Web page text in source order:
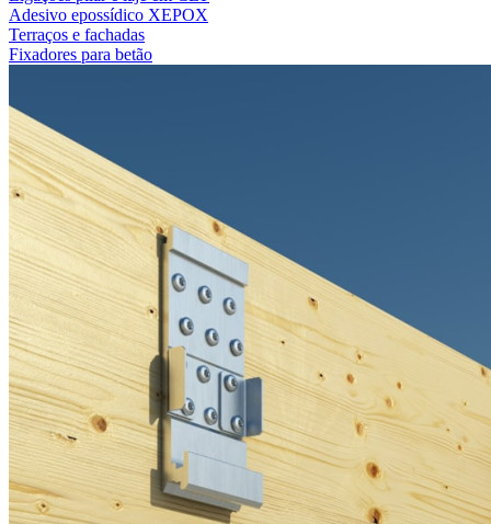
Adesivo epossídico XEPOX
Terraços e fachadas
Fixadores para betão